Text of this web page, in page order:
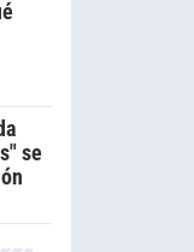
se